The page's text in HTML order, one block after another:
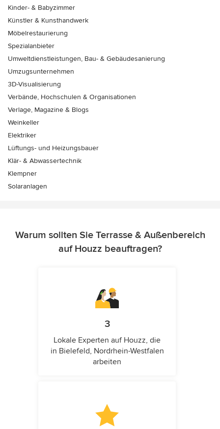
Kinder- & Babyzimmer
Künstler & Kunsthandwerk
Möbelrestaurierung
Spezialanbieter
Umweltdienstleistungen, Bau- & Gebäudesanierung
Umzugsunternehmen
3D-Visualisierung
Verbände, Hochschulen & Organisationen
Verlage, Magazine & Blogs
Weinkeller
Elektriker
Lüftungs- und Heizungsbauer
Klär- & Abwassertechnik
Klempner
Solaranlagen
Warum sollten Sie Terrasse & Außenbereich
auf Houzz beauftragen?
3
Lokale Experten auf Houzz, die
in Bielefeld, Nordrhein-Westfalen
arbeiten